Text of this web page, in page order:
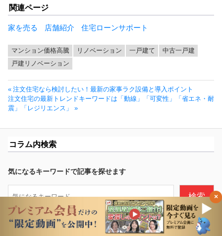
×
昇
関連ページ
家を売る 店舗紹介 住宅ローンサポート
マンション価格高騰 リノベーション 一戸建て
中古一戸建
戸建リノベーション
投
稿
ナ
シ
前
の
投
注文住宅なら検討したい！最新の家事ラク設備と導入ポイント
次
の
注文住宅の最新トレンドキーワードは「動線」「可変性」「省エネ・耐
震」「レジリエンス」
コラム内検索
気になるキーワードで記事を探せます
索
検索